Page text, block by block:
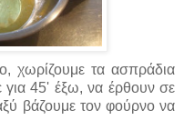
χωρίζουμε τα ασπράδια
45' έξω, να έρθουν σε
βάζουμε τον φούρνο να